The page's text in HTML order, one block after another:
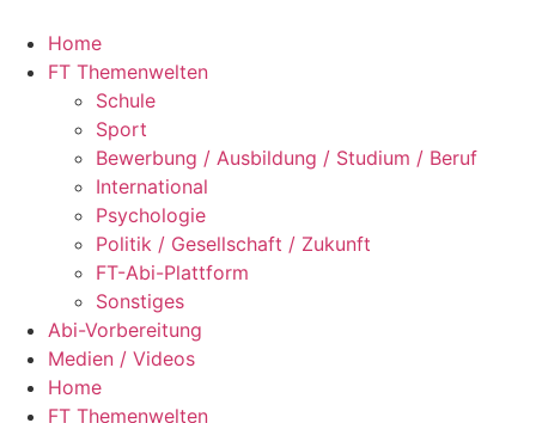
Inhalt
springen
Home
FT Themenwelten
Schule
Sport
Bewerbung / Ausbildung / Studium / Beruf
International
Psychologie
Politik / Gesellschaft / Zukunft
FT-Abi-Plattform
Sonstiges
Abi-Vorbereitung
Medien / Videos
Home
FT Themenwelten